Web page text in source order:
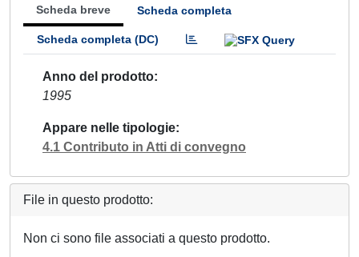
Scheda breve Scheda completa
Scheda completa (DC)
Anno del prodotto
1995
Appare nelle tipologie
4.1 Contributo in Atti di convegno
File in questo prodotto:
Non ci sono file associati a questo prodotto.